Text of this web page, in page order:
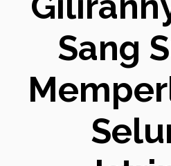
Sang